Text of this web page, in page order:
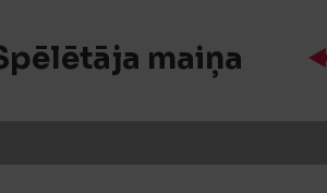
maiņa